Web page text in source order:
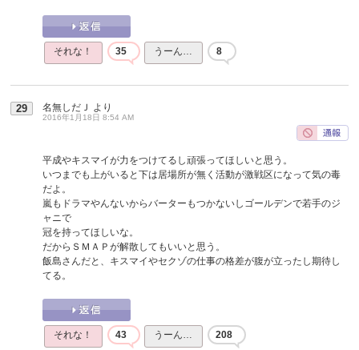
それな！ 35 うーん… 8
29 名無しだＪ より
2016年1月18日 8:54 AM
平成やキスマイが力をつけてるし頑張ってほしいと思う。
いつまでも上がいると下は居場所が無く活動が激戦区になって気の毒
だよ。
嵐もドラマやんないからバーターもつかないしゴールデンで若手のジ
ャニで
冠を持ってほしいな。
だからＳＭＡＰが解散してもいいと思う。
飯島さんだと、キスマイやセクゾの仕事の格差が腹が立ったし期待し
てる。
それな！ 43 うーん… 208